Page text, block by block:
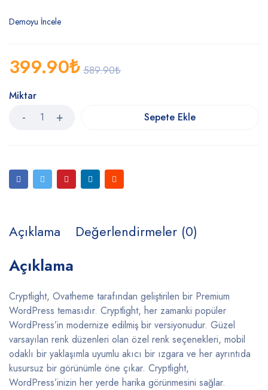
Demoyu İncele
589.90₺
399.90₺
Miktar
Sepete Ekle
Açıklama Değerlendirmeler (0)
Açıklama
Cryptlight, Ovatheme tarafından geliştirilen bir Premium
WordPress temasıdır. Cryptlight, her zamanki popüler
WordPress’in modernize edilmiş bir versiyonudur. Güzel
varsayılan renk düzenleri olan özel renk seçenekleri, mobil
odaklı bir yaklaşımla uyumlu akıcı bir ızgara ve her ayrıntıda
kusursuz bir görünümle öne çıkar. Cryptlight,
WordPress’inizin her yerde harika görünmesini sağlar.